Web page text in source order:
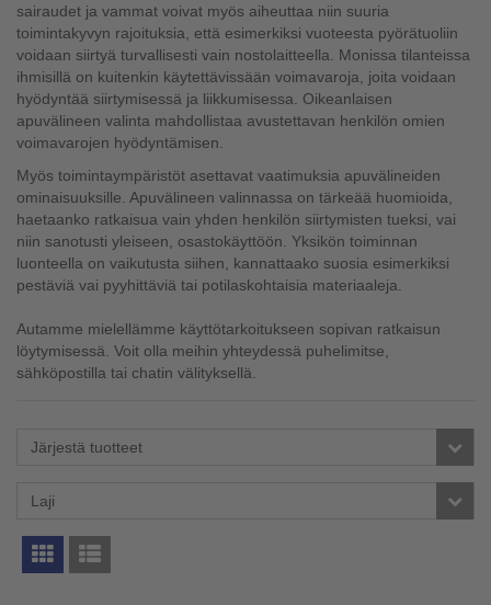
sairaudet ja vammat voivat myös aiheuttaa niin suuria
toimintakyvyn rajoituksia, että esimerkiksi vuoteesta pyörätuoliin
voidaan siirtyä turvallisesti vain nostolaitteella. Monissa tilanteissa
ihmisillä on kuitenkin käytettävissään voimavaroja, joita voidaan
hyödyntää siirtymisessä ja liikkumisessa. Oikeanlaisen
apuvälineen valinta mahdollistaa avustettavan henkilön omien
voimavarojen hyödyntämisen.
Myös toimintaympäristöt asettavat vaatimuksia apuvälineiden
ominaisuuksille. Apuvälineen valinnassa on tärkeää huomioida,
haetaanko ratkaisua vain yhden henkilön siirtymisten tueksi, vai
niin sanotusti yleiseen, osastokäyttöön. Yksikön toiminnan
luonteella on vaikutusta siihen, kannattaako suosia esimerkiksi
pestäviä vai pyyhittäviä tai potilaskohtaisia materiaaleja.
Autamme mielellämme käyttötarkoitukseen sopivan ratkaisun
löytymisessä. Voit olla meihin yhteydessä puhelimitse,
sähköpostilla tai chatin välityksellä.
Järjestä tuotteet
Laji